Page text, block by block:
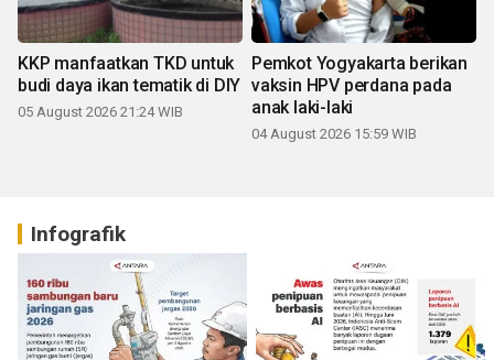
KKP manfaatkan TKD untuk
budi daya ikan tematik di DIY
05 August 2026 21:24 WIB
Pemkot Yogyakarta berikan
vaksin HPV perdana pada
anak laki-laki
04 August 2026 15:59 WIB
Infografik